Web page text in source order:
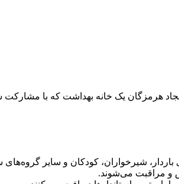
هرمزگان یک خانه بهداشت که با مشارکت
جمله مراقبت از خانم‌های باردار، شیرخواران، کودکان و سایر
و مراقبت می‌شوند.